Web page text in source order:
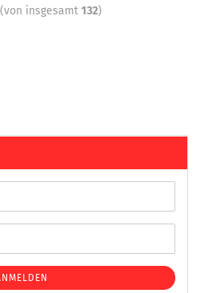
insgesamt 132)